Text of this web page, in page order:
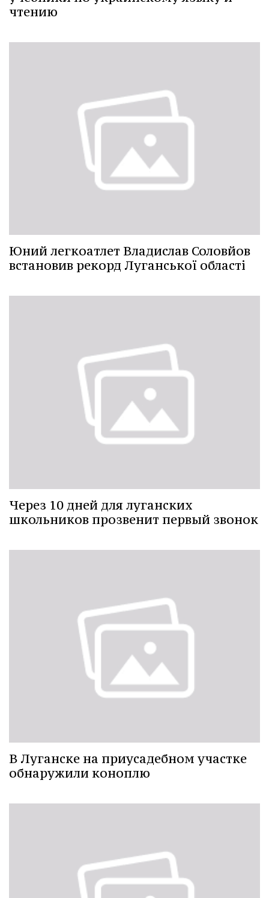
чтению
Юний легкоатлет Владислав Соловйов
встановив рекорд Луганської області
Через 10 дней для луганских
школьников прозвенит первый звонок
В Луганске на приусадебном участке
обнаружили коноплю